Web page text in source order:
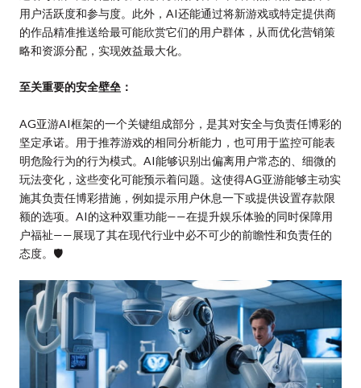
用户活跃度和参与度。此外，AI还能通过将新游戏或特定提供商
的作品精准推送给最可能欣赏它们的用户群体，从而优化营销策
略和资源分配，实现效益最大化。
至关重要的安全壁垒：
AG亚游AI框架的一个关键组成部分，是其对安全与负责任博彩的
坚定承诺。用于推荐游戏的相同分析能力，也可用于监控可能表
明危险行为的行为模式。AI能够识别出偏离用户常态的、细微的
玩法变化，这些变化可能预示着问题。这使得AG亚游能够主动实
施其负责任博彩措施，例如提示用户休息一下或提供设置存款限
额的选项。AI的这种双重功能——在提升娱乐体验的同时保障用
户福祉——展现了其在现代行业中必不可少的前瞻性和负责任的
态度。🛡️